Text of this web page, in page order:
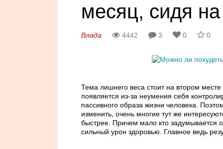
месяц, сидя
Влада 4442 3 0 0
Тема лишнего веса стоит на втором
появляется из-за неумения себя
пассивного образа жизни человека.
изменить, очень многие тут же
быстрее. Причем мало кто задумывается
сильный урон здоровью. Главное ведь